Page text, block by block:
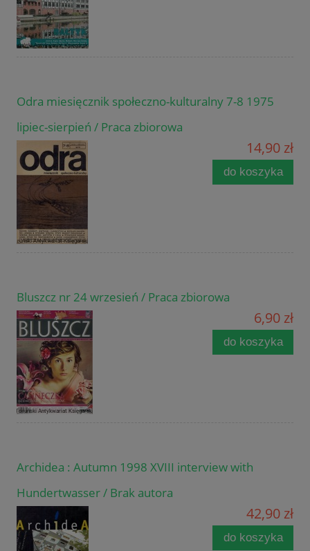
Odra miesięcznik społeczno-kulturalny 7-8 1975
lipiec-sierpień / Praca zbiorowa
14,90 zł
do koszyka
Bluszcz nr 24 wrzesień / Praca zbiorowa
6,90 zł
do koszyka
Archidea : Autumn 1998 XVIII interview with
Hundertwasser / Brak autora
42,90 zł
do koszyka